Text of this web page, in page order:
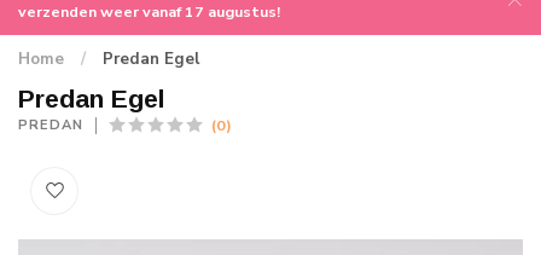
verzenden weer vanaf 17 augustus!
Home / Predan Egel
Predan Egel
PREDAN (0)